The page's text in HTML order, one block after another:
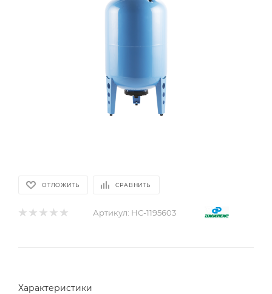
ОТЛОЖИТЬ СРАВНИТЬ
Артикул: НС-1195603
Характеристики